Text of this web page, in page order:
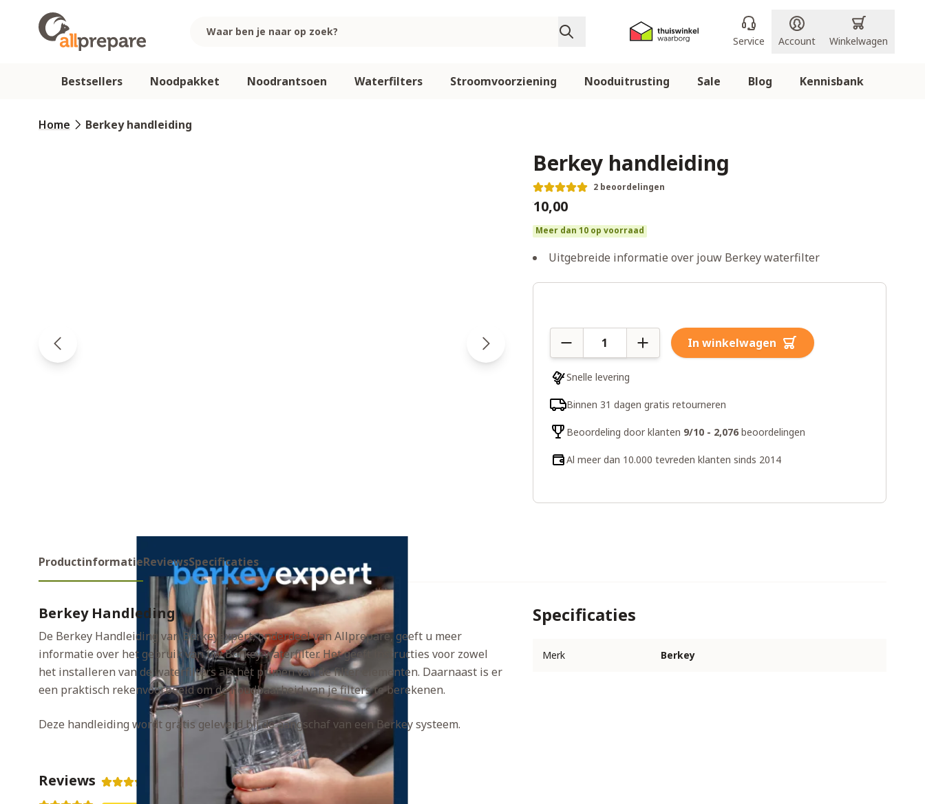
Bestsellers Noodpakket Noodrantsoen Waterfilters Stroomvoorziening Nooduitrusting Sale Blog Kennisbank
Service Account Winkelwagen
Home Berkey handleiding
Berkey handleiding
2 beoordelingen
€10,00
Meer dan 10 op voorraad
Uitgebreide informatie over jouw Berkey waterfilter
In winkelwagen
Snelle levering
Binnen 31 dagen gratis retourneren
Beoordeling door klanten 9/10 - 2,076beoordelingen
Al meer dan 10.000 tevreden klanten sinds 2014
ProductinformatieReviewsSpecificaties
Berkey Handleding
De Berkey Handleiding van Berkeyexpert, onderdeel van Allprepare, geeft u meer
informatie over het gebruik van uw Berkey waterfilter. Het geeft instructies voor zowel
het installeren van de waterfilters als het primen van de filter elementen. Daarnaast is er
een praktisch rekenvoorbeeld om de houdbaarheid van je filters te berekenen.
Deze handleiding wordt gratis geleverd bij de aangschaf van een Berkey systeem.
Specificaties
Merk Berkey
Reviews (2 reviews)